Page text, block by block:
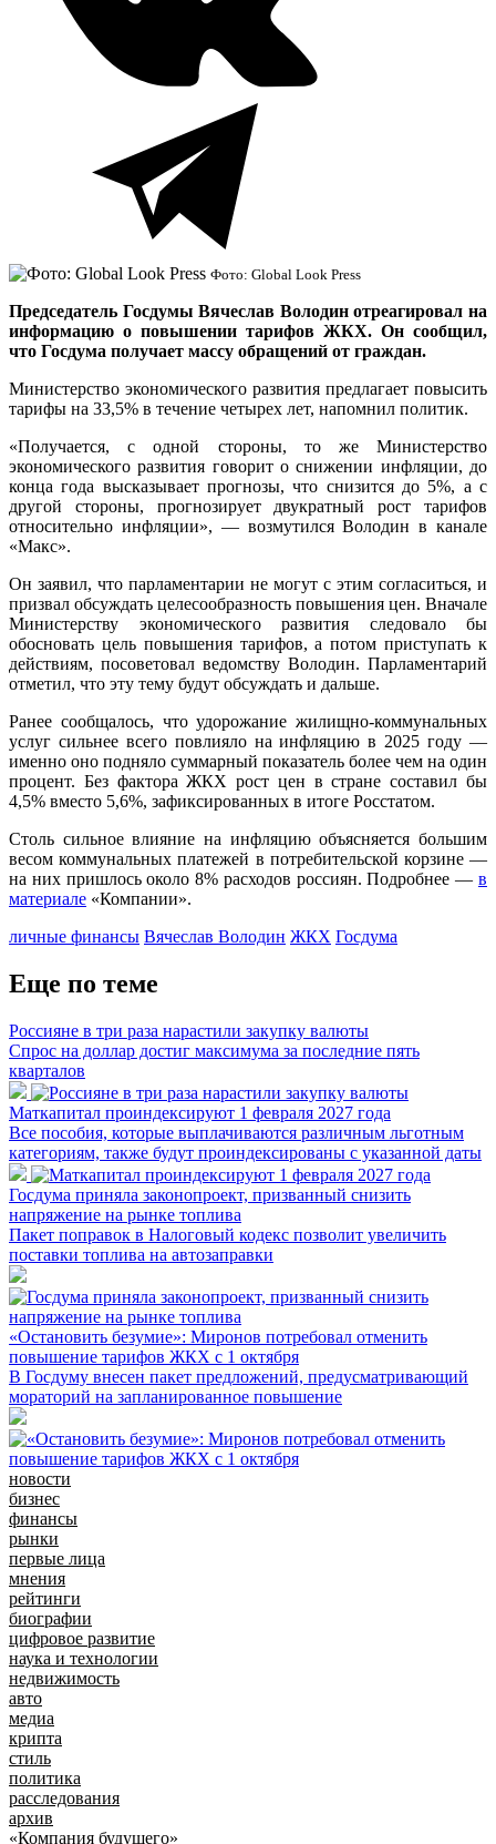
Фото: Global Look Press
Председатель Госдумы Вячеслав Володин отреагировал на
информацию о повышении тарифов ЖКХ. Он сообщил,
что Госдума получает массу обращений от граждан.
Министерство экономического развития предлагает повысить
тарифы на 33,5% в течение четырех лет, напомнил политик.
«Получается, с одной стороны, то же Министерство
экономического развития говорит о снижении инфляции, до
конца года высказывает прогнозы, что снизится до 5%, а с
другой стороны, прогнозирует двукратный рост тарифов
относительно инфляции», — возмутился Володин в канале
«Макс».
Он заявил, что парламентарии не могут с этим согласиться, и
призвал обсуждать целесообразность повышения цен. Вначале
Министерству экономического развития следовало бы
обосновать цель повышения тарифов, а потом приступать к
действиям, посоветовал ведомству Володин. Парламентарий
отметил, что эту тему будут обсуждать и дальше.
Ранее сообщалось, что удорожание жилищно-коммунальных
услуг сильнее всего повлияло на инфляцию в 2025 году —
именно оно подняло суммарный показатель более чем на один
процент. Без фактора ЖКХ рост цен в стране составил бы
4,5% вместо 5,6%, зафиксированных в итоге Росстатом.
Столь сильное влияние на инфляцию объясняется большим
весом коммунальных платежей в потребительской корзине —
на них пришлось около 8% расходов россиян. Подробнее — в
материале «Компании».
личные финансы Вячеслав Володин ЖКХ Госдума
Еще по теме
Россияне в три раза нарастили закупку валюты
Спрос на доллар достиг максимума за последние пять
кварталов
Маткапитал проиндексируют 1 февраля 2027 года
Все пособия, которые выплачиваются различным льготным
категориям, также будут проиндексированы с указанной даты
Госдума приняла законопроект, призванный снизить
напряжение на рынке топлива
Пакет поправок в Налоговый кодекс позволит увеличить
поставки топлива на автозаправки
«Остановить безумие»: Миронов потребовал отменить
повышение тарифов ЖКХ с 1 октября
В Госдуму внесен пакет предложений, предусматривающий
мораторий на запланированное повышение
новости
бизнес
финансы
рынки
первые лица
мнения
рейтинги
биографии
цифровое развитие
наука и технологии
недвижимость
авто
медиа
крипта
стиль
политика
расследования
архив
«Компания будущего»